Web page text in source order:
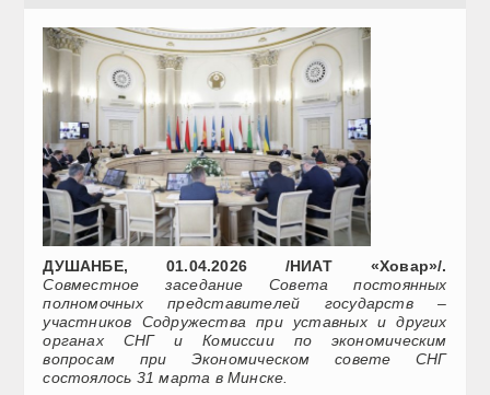
ДУШАНБЕ, 01.04.2026 /НИАТ «Ховар»/.
Совместное заседание Совета постоянных
полномочных представителей государств –
участников Содружества при уставных и других
органах СНГ и Комиссии по экономическим
вопросам при Экономическом совете СНГ
состоялось 31 марта в Минске.